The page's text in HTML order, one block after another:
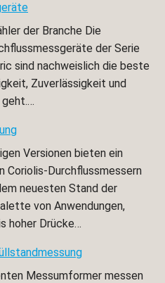
der Branche Die
der Serie
sind nachweislich die beste
Zuverlässigkeit und
geht.…
Versionen bieten ein
Durchflussmessern
neuesten Stand der
von Anwendungen,
hoher Drücke…
Messumformer messen